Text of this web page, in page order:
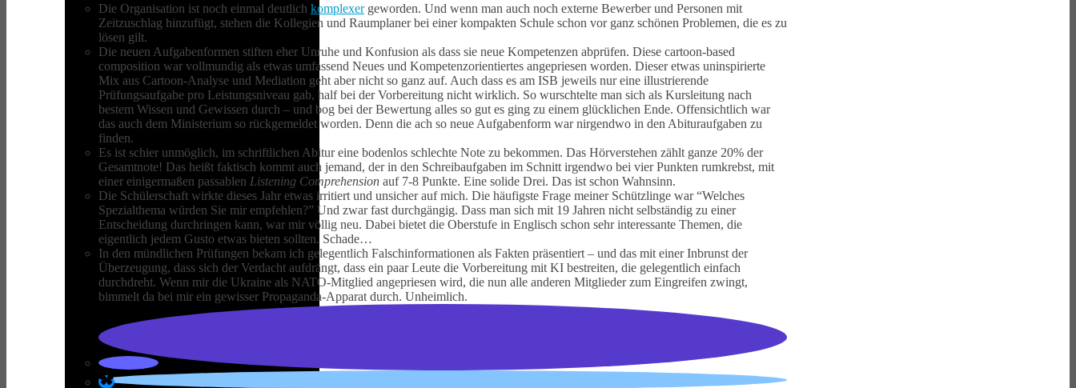
Die Organisation ist noch einmal deutlich komplexergeworden. Und wenn man auch noch externe Bewerber und Personen mit
Zeitzuschlag hinzufügt, stehen die Kollegien und Raumplaner bei einer kompakten Schule schon vor ganz schönen Problemen, die es zu
lösen gilt.
Die neuen Aufgabenformen stiften eher Unruhe und Konfusion als dass sie neue Kompetenzen abprüfen. Diese cartoon-based
composition war vollmundig als etwas umfassend Neues und Kompetenzorientiertes angepriesen worden. Dieser etwas uninspirierte
Mix aus Cartoon-Analyse und Mediation geht aber nicht so ganz auf. Auch dass es am ISB jeweils nur eine illustrierende
Prüfungsaufgabe pro Leistungsniveau gab, half bei der Vorbereitung nicht wirklich. So wurschtelte man sich als Kursleitung nach
bestem Wissen und Gewissen durch – und bog bei der Bewertung alles so gut es ging zu einem glücklichen Ende. Offensichtlich war
das auch dem Ministerium so rückgemeldet worden. Denn die ach so neue Aufgabenform war nirgendwo in den Abituraufgaben zu
finden.
Es ist schier unmöglich, im schriftlichen Abitur eine bodenlos schlechte Note zu bekommen. Das Hörverstehen zählt ganze 20% der
Gesamtnote! Das heißt faktisch kommt auch jemand, der in den Schreibaufgaben im Schnitt irgendwo bei vier Punkten rumkrebst, mit
einer einigermaßen passablen Listening Comprehension auf 7-8 Punkte. Eine solide Drei. Das ist schon Wahnsinn.
Die Schülerschaft wirkte dieses Jahr etwas irritiert und unsicher auf mich. Die häufigste Frage meiner Schützlinge war “Welches
Spezialthema würden Sie mir empfehlen?” Und zwar fast durchgängig. Dass man sich mit 19 Jahren nicht selbständig zu einer
Entscheidung durchringen kann, war mir völlig neu. Dabei bietet die Oberstufe in Englisch schon sehr interessante Themen, die
eigentlich jedem Gusto etwas bieten sollten. Schade…
In den mündlichen Prüfungen bekam ich gelegentlich Falschinformationen als Fakten präsentiert – und das mit einer Inbrunst der
Überzeugung, dass sich der Verdacht aufdrängt, dass ein paar Leute die Vorbereitung mit KI bestreiten, die gelegentlich einfach
durchdreht. Wenn mir die Ukraine als NATO-Mitglied angepriesen wird, die nun alle anderen Mitglieder zum Eingreifen zwingt,
bimmelt da bei mir ein gewisser Propaganda-Apparat durch. Unheimlich.